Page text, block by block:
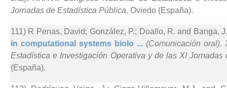
Jornadas de Estadística Pública. Oviedo (España).
111) R Penas, David; González, P.; Doallo, R. and Banga,
in computational systems biolo ... (Comunicación oral).
Estadística e Investigación Operativa y de las XI Jornadas
(España).